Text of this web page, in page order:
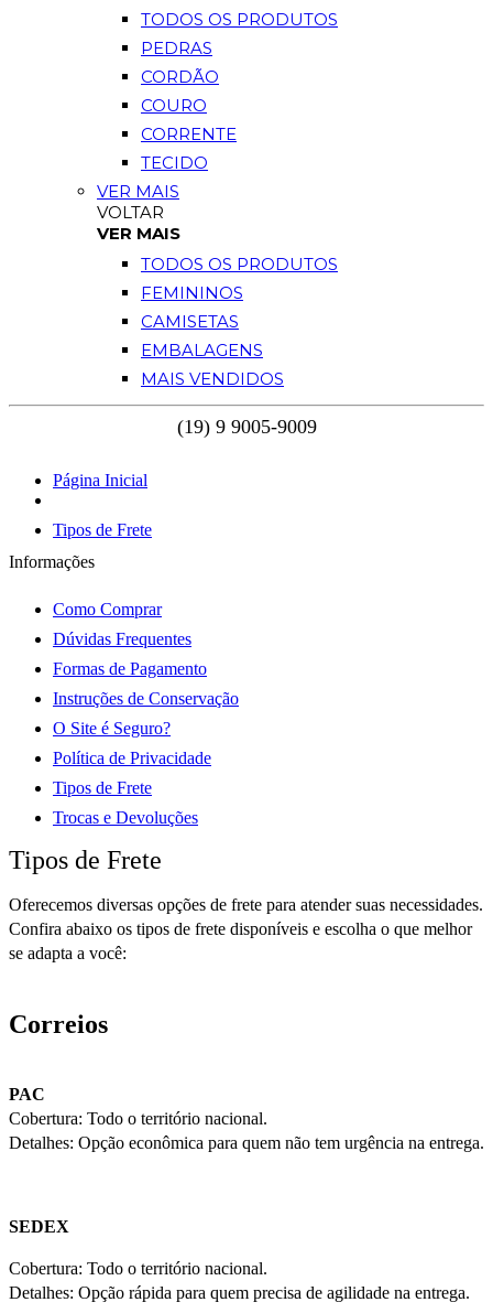
TODOS OS PRODUTOS
PEDRAS
CORDÃO
COURO
CORRENTE
TECIDO
VER MAIS
VOLTAR
VER MAIS
TODOS OS PRODUTOS
FEMININOS
CAMISETAS
EMBALAGENS
MAIS VENDIDOS
Página Inicial
Tipos de Frete
Informações
Como Comprar
Dúvidas Frequentes
Formas de Pagamento
Instruções de Conservação
O Site é Seguro?
Política de Privacidade
Tipos de Frete
Trocas e Devoluções
Tipos de Frete
Oferecemos diversas opções de frete para atender suas necessidades.
Confira abaixo os tipos de frete disponíveis e escolha o que melhor
se adapta a você:
Correios
PAC
Cobertura: Todo o território nacional.
Detalhes: Opção econômica para quem não tem urgência na entrega.
SEDEX
Cobertura: Todo o território nacional.
Detalhes: Opção rápida para quem precisa de agilidade na entrega.